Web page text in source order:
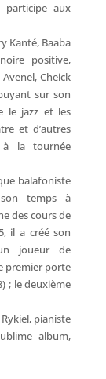
aux
Kanté, Baaba
positive,
Cheick
sur son
le jazz et les
et d’autres
à la tournée
balafoniste
son temps à
des cours de
il a créé son
joueur de
premier porte
; le deuxième
Rykiel, pianiste
album,